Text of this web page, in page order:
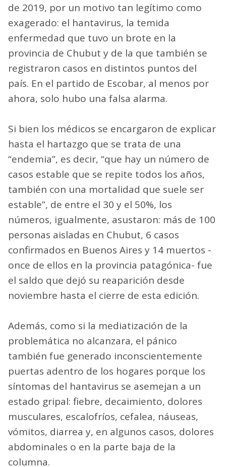
de 2019, por un motivo tan legítimo como
exagerado: el hantavirus, la temida
enfermedad que tuvo un brote en la
provincia de Chubut y de la que también se
registraron casos en distintos puntos del
país. En el partido de Escobar, al menos por
ahora, solo hubo una falsa alarma.
Si bien los médicos se encargaron de explicar
hasta el hartazgo que se trata de una
“endemia”, es decir, “que hay un número de
casos estable que se repite todos los años,
también con una mortalidad que suele ser
estable”, de entre el 30 y el 50%, los
números, igualmente, asustaron: más de 100
personas aisladas en Chubut, 6 casos
confirmados en Buenos Aires y 14 muertos -
once de ellos en la provincia patagónica- fue
el saldo que dejó su reaparición desde
noviembre hasta el cierre de esta edición.
Además, como si la mediatización de la
problemática no alcanzara, el pánico
también fue generado inconscientemente
puertas adentro de los hogares porque los
síntomas del hantavirus se asemejan a un
estado gripal: fiebre, decaimiento, dolores
musculares, escalofríos, cefalea, náuseas,
vómitos, diarrea y, en algunos casos, dolores
abdominales o en la parte baja de la
columna.